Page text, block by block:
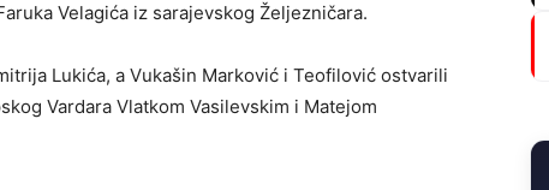
Velagića iz sarajevskog Željezničara.
Lukića, a Vukašin Marković i Teofilović ostvarili
Vardara Vlatkom Vasilevskim i Matejom